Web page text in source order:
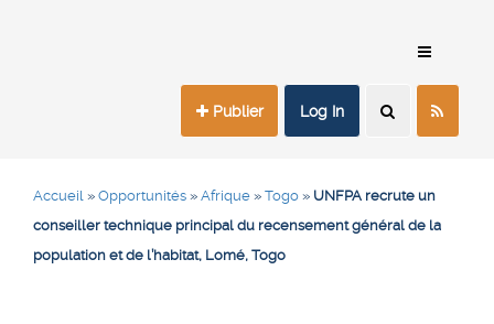
Publier Log In
Accueil » Opportunités » Afrique » Togo » UNFPA recrute un
conseiller technique principal du recensement général de la
population et de l’habitat, Lomé, Togo